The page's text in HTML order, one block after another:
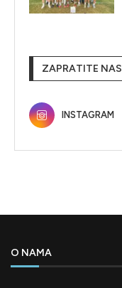
ZAPRATITE NAS
INSTAGRAM
O NAMA